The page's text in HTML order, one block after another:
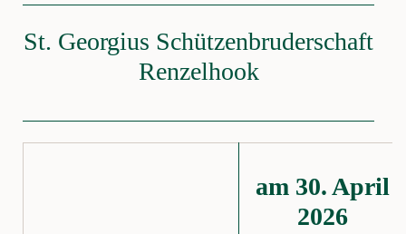
St. Georgius Schützenbruderschaft
Renzelhook
am 30. April
2026